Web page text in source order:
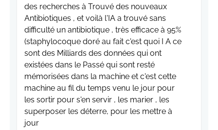
des recherches à Trouvé des nouveaux
Antibiotiques , et voilà l'IA a trouvé sans
difficulté un antibiotique , très efficace à 95%
(staphylocoque doré au fait c'est quoi I A ce
sont des Milliards des données qui ont
existées dans le Passé qui sont resté
mémorisées dans la machine et c'est cette
machine au fil du temps venu le jour pour
les sortir pour s'en servir , les marier , les
superposer les déterre, pour les mettre à
jour